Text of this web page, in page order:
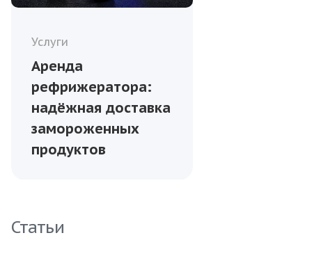
Услуги
Аренда
рефрижератора:
надёжная доставка
замороженных
продуктов
Статьи